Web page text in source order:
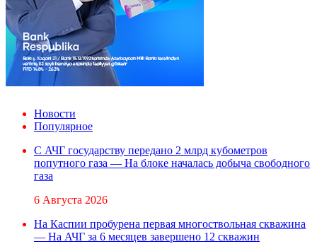
Новости
Популярное
С АЧГ государству передано 2 млрд кубометров
попутного газа — На блоке началась добыча свободного
газа
6 Августа 2026
На Каспии пробурена первая многоствольная скважина
— На АЧГ за 6 месяцев завершено 12 скважин